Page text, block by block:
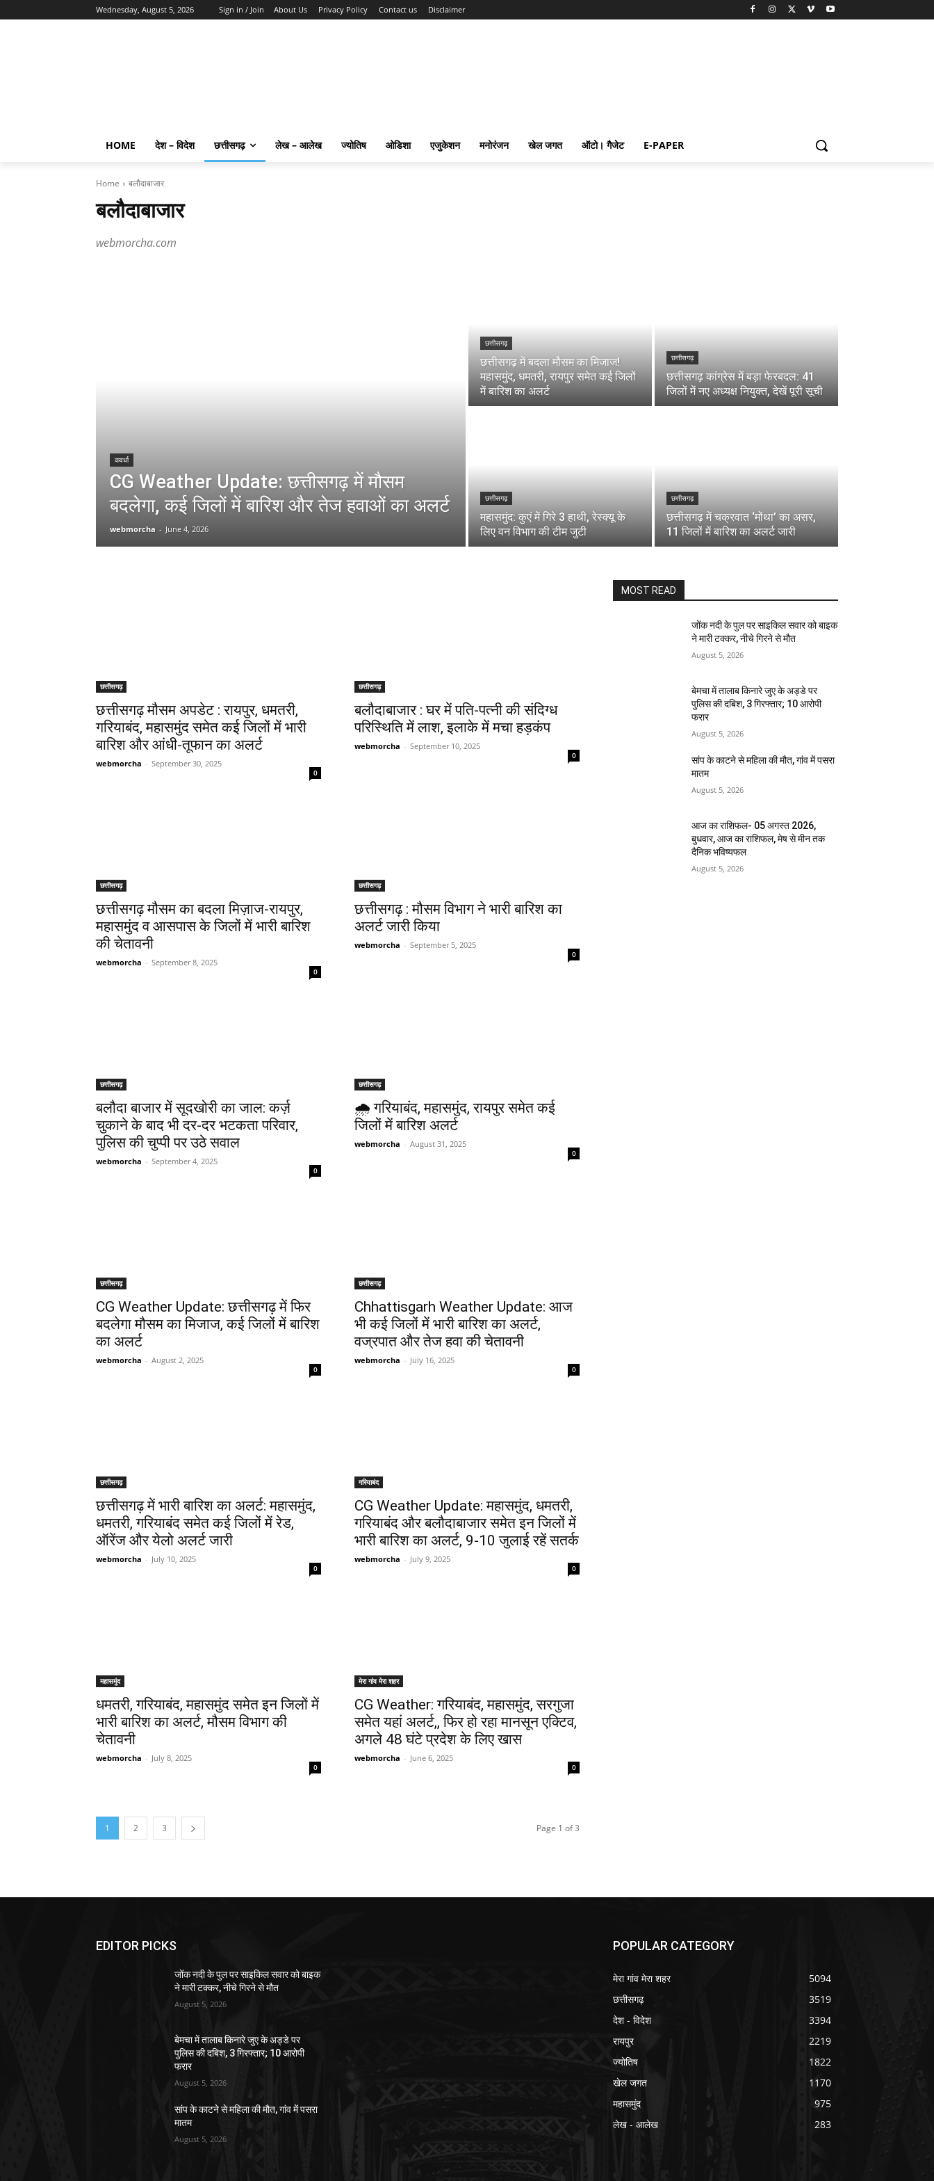
Wednesday, August 5, 2026 Sign in / Join About Us Privacy Policy Contact us Disclaimer
HOME देश – विदेश छत्तीसगढ़ लेख – आलेख ज्योतिष ओडिशा एजुकेशन मनोरंजन खेल जगत ऑटो। गैजेट E-PAPER
Home बलौदाबाजार
बलौदाबाजार
webmorcha.com
कवर्धा
CG Weather Update: छत्तीसगढ़ में मौसम
बदलेगा, कई जिलों में बारिश और तेज हवाओं का अलर्ट
webmorcha - June 4, 2026
छत्तीसगढ़
छत्तीसगढ़ में बदला मौसम का मिजाज!
महासमुंद, धमतरी, रायपुर समेत कई जिलों
में बारिश का अलर्ट
छत्तीसगढ़
छत्तीसगढ़ कांग्रेस में बड़ा फेरबदल: 41
जिलों में नए अध्यक्ष नियुक्त, देखें पूरी सूची
छत्तीसगढ़
महासमुंद: कुएं में गिरे 3 हाथी, रेस्क्यू के
लिए वन विभाग की टीम जुटी
छत्तीसगढ़
छत्तीसगढ़ में चक्रवात ‘मोंथा’ का असर,
11 जिलों में बारिश का अलर्ट जारी
छत्तीसगढ़
छत्तीसगढ़ मौसम अपडेट : रायपुर, धमतरी,
गरियाबंद, महासमुंद समेत कई जिलों में भारी
बारिश और आंधी-तूफान का अलर्ट
webmorcha - September 30, 2025
0
छत्तीसगढ़
बलौदाबाजार : घर में पति-पत्नी की संदिग्ध
परिस्थिति में लाश, इलाके में मचा हड़कंप
webmorcha - September 10, 2025
0
छत्तीसगढ़
छत्तीसगढ़ मौसम का बदला मिज़ाज-रायपुर,
महासमुंद व आसपास के जिलों में भारी बारिश
की चेतावनी
webmorcha - September 8, 2025
0
छत्तीसगढ़
छत्तीसगढ़ : मौसम विभाग ने भारी बारिश का
अलर्ट जारी किया
webmorcha - September 5, 2025
0
छत्तीसगढ़
बलौदा बाजार में सूदखोरी का जाल: कर्ज़
चुकाने के बाद भी दर-दर भटकता परिवार,
पुलिस की चुप्पी पर उठे सवाल
webmorcha - September 4, 2025
0
छत्तीसगढ़
🌧️ गरियाबंद, महासमुंद, रायपुर समेत कई
जिलों में बारिश अलर्ट
webmorcha - August 31, 2025
0
छत्तीसगढ़
CG Weather Update: छत्तीसगढ़ में फिर
बदलेगा मौसम का मिजाज, कई जिलों में बारिश
का अलर्ट
webmorcha - August 2, 2025
0
छत्तीसगढ़
Chhattisgarh Weather Update: आज
भी कई जिलों में भारी बारिश का अलर्ट,
वज्रपात और तेज हवा की चेतावनी
webmorcha - July 16, 2025
0
छत्तीसगढ़
छत्तीसगढ़ में भारी बारिश का अलर्ट: महासमुंद,
धमतरी, गरियाबंद समेत कई जिलों में रेड,
ऑरेंज और येलो अलर्ट जारी
webmorcha - July 10, 2025
0
गरियाबंद
CG Weather Update: महासमुंद, धमतरी,
गरियाबंद और बलौदाबाजार समेत इन जिलों में
भारी बारिश का अलर्ट, 9-10 जुलाई रहें सतर्क
webmorcha - July 9, 2025
0
महासमुंद
धमतरी, गरियाबंद, महासमुंद समेत इन जिलों में
भारी बारिश का अलर्ट, मौसम विभाग की
चेतावनी
webmorcha - July 8, 2025
0
मेरा गांव मेरा शहर
CG Weather: गरियाबंद, महासमुंद, सरगुजा
समेत यहां अलर्ट,, फिर हो रहा मानसून एक्टिव,
अगले 48 घंटे प्रदेश के लिए खास
webmorcha - June 6, 2025
0
1 2 3 Page 1 of 3
MOST READ
जोंक नदी के पुल पर साइकिल सवार को बाइक
ने मारी टक्कर, नीचे गिरने से मौत
August 5, 2026
बेमचा में तालाब किनारे जुए के अड्डे पर
पुलिस की दबिश, 3 गिरफ्तार; 10 आरोपी
फरार
August 5, 2026
सांप के काटने से महिला की मौत, गांव में पसरा
मातम
August 5, 2026
आज का राशिफल- 05 अगस्त 2026,
बुधवार, आज का राशिफल, मेष से मीन तक
दैनिक भविष्यफल
August 5, 2026
EDITOR PICKS
जोंक नदी के पुल पर साइकिल सवार को बाइक
ने मारी टक्कर, नीचे गिरने से मौत
August 5, 2026
बेमचा में तालाब किनारे जुए के अड्डे पर
पुलिस की दबिश, 3 गिरफ्तार; 10 आरोपी
फरार
August 5, 2026
सांप के काटने से महिला की मौत, गांव में पसरा
मातम
August 5, 2026
POPULAR CATEGORY
मेरा गांव मेरा शहर
5094
छत्तीसगढ़
3519
देश - विदेश
3394
रायपुर
2219
ज्योतिष
1822
खेल जगत
1170
महासमुंद
975
लेख - आलेख
283